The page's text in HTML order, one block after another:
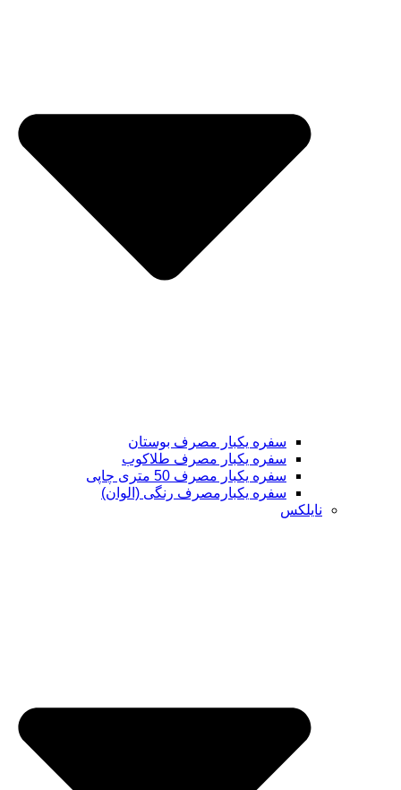
سفره یکبار مصرف بوستان
سفره یکبار مصرف طلاکوب
سفره یکبار مصرف 50 متری چاپی
سفره یکبارمصرف رنگی (الوان)
نایلکس